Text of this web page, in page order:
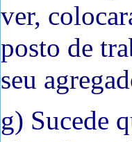
ver,
posto de
seu
g) Sucede